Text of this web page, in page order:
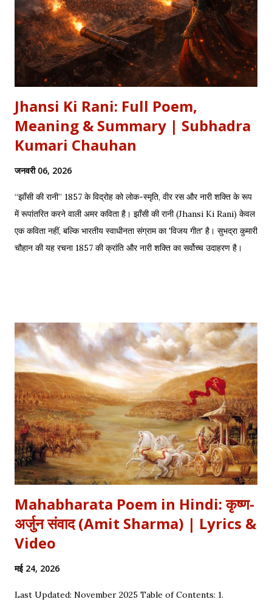
Jhansi Ki Rani: Full Poem,
Meaning & Summary | Subhadra
Kumari Chauhan
जनवरी 06, 2026
“झाँसी की रानी” 1857 के विद्रोह को लोक-स्मृति, वीर रस और नारी शक्ति के रूप
में रूपांतरित करने वाली अमर कविता है। झाँसी की रानी (Jhansi Ki Rani) केवल
एक कविता नहीं, बल्कि भारतीय स्वाधीनता संग्राम का 'विजय गीत' है। सुभद्रा कुमारी
चौहान की यह रचना 1857 की क्रांति और नारी शक्ति का सर्वोच्च उदाहरण है।
अपनी इच्छा से विद्रोह किया और इतिहास बदल दिया, ठीक वैसे ही जैसे हमने कुछ
औरतों की विद्रोही कहानियों में पढ़ा है। Exam Relevance (UPSC / NET
/ Academic) विषय: 1857 का स्वतंत्रता संग्राम (History) साहित्य: वीर रस
और राष्ट्रीय सांस्कृतिक काव्यधारा (Hindi Literature) महत्व: ...
Mahabharata Poem in Hindi: कृष्ण-
अर्जुन संवाद (Amit Sharma) | Lyrics &
Video
मई 24, 2026
Last Updated: November 2025 Table of Contents: 1.